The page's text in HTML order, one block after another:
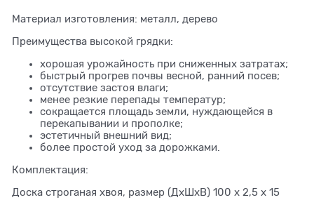
Материал изготовления: металл, дерево
Преимущества высокой грядки:
хорошая урожайность при сниженных затратах;
быстрый прогрев почвы весной, ранний посев;
отсутствие застоя влаги;
менее резкие перепады температур;
сокращается площадь земли, нуждающейся в
перекапывании и прополке;
эстетичный внешний вид;
более простой уход за дорожками.
Комплектация:
Доска строганая хвоя, размер (ДхШхВ) 100 х 2,5 х 15